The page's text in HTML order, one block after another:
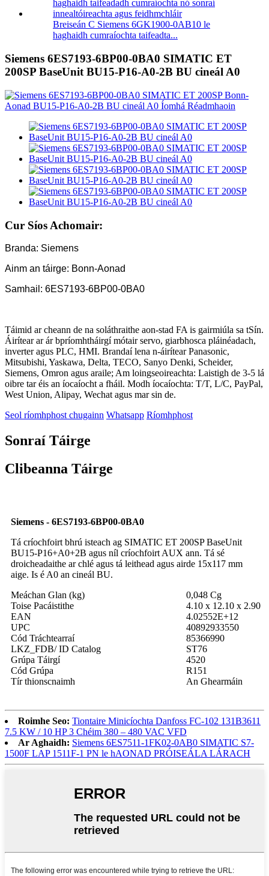
Breiseán C Siemens 6GK1900-0AB10 le
haghaidh cumraíochta taifeadta...
Siemens 6ES7193-6BP00-0BA0 SIMATIC ET
200SP BaseUnit BU15-P16-A0-2B BU cineál A0
Cur Síos Achomair:
Branda: Siemens
Ainm an táirge: Bonn-Aonad
Samhail: 6ES7193-6BP00-0BA0
Táimid ar cheann de na soláthraithe aon-stad FA is gairmiúla sa tSín.
Áirítear ar ár bpríomhtháirgí mótair servo, giarbhosca pláinéadach,
inverter agus PLC, HMI. Brandaí lena n-áirítear Panasonic,
Mitsubishi, Yaskawa, Delta, TECO, Sanyo Denki, Scheider,
Siemens, Omron agus araile; Am loingseoireachta: Laistigh de 3-5 lá
oibre tar éis an íocaíocht a fháil. Modh íocaíochta: T/T, L/C, PayPal,
West Union, Alipay, Wechat agus mar sin de.
Seol ríomhphost chugainn Whatsapp Ríomhphost
Sonraí Táirge
Clibeanna Táirge
Siemens - 6ES7193-6BP00-0BA0
Tá críochfoirt bhrú isteach ag SIMATIC ET 200SP BaseUnit
BU15-P16+A0+2B agus níl críochfoirt AUX ann. Tá sé
droicheadaithe ar chlé agus tá leithead agus airde 15x117 mm
aige. Is é A0 an cineál BU.
Meáchan Glan (kg)
0,048 Cg
Toise Pacáistithe
4.10 x 12.10 x 2.90
EAN
4.02552E+12
UPC
40892933550
Cód Tráchtearraí
85366990
LKZ_FDB/ ID Catalog
ST76
Grúpa Táirgí
4520
Cód Grúpa
R151
Tír thionscnaimh
An Ghearmáin
Roimhe Seo: Tiontaire Minicíochta Danfoss FC-102 131B3611
7.5 KW / 10 HP 3 Chéim 380 – 480 VAC VFD
Ar Aghaidh: Siemens 6ES7511-1FK02-0AB0 SIMATIC S7-
1500F LAP 1511F-1 PN le hAONAD PRÓISEÁLA LÁRACH